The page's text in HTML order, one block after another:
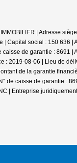
| Adresse
Capital social : 150 636 |
de garantie :
: 2019-08-06 | Lieu de
de la garantie
de caisse de garantie :
|
Entreprise